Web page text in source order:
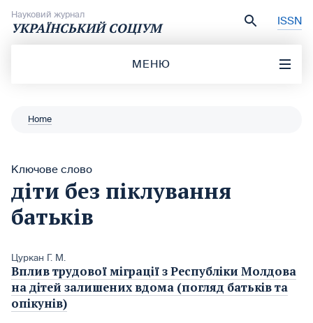
Науковий журнал
УКРАЇНСЬКИЙ СОЦІУМ ISSN
МЕНЮ
Home
Ключове слово
діти без піклування
батьків
Цуркан Г. М.
Вплив трудової міграції з Республіки Молдова
на дітей залишених вдома (погляд батьків та
опікунів)